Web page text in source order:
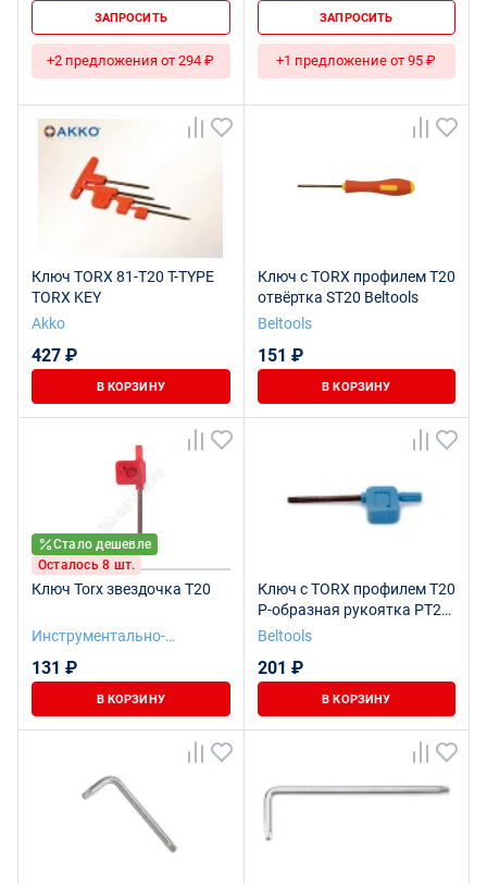
ЗАПРОСИТЬ
+2 предложения от 294 ₽
ЗАПРОСИТЬ
+1 предложение от 95 ₽
Ключ TORX 81-T20 T-TYPE
TORX KEY
Akko
427 ₽
В КОРЗИНУ
Ключ с TORX профилем T20
отвёртка ST20 Beltools
Beltools
151 ₽
В КОРЗИНУ
Стало дешевле
Осталось 8 шт.
Ключ Torx звездочка T20
Инструментально-
131 ₽
В КОРЗИНУ
Ключ с TORX профилем T20
P-образная рукоятка PT20
Beltools
Beltools
201 ₽
В КОРЗИНУ